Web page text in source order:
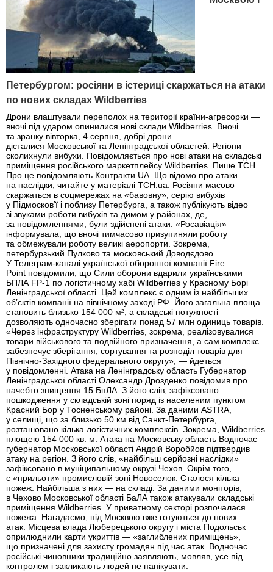
Петербургом: росіяни в істериці скаржаться на атаки
по нових складах Wildberries
Дрони влаштували переполох на території країни-агресорки —
вночі під ударом опинилися нові склади Wildberries. Вночі
та зранку вівторка, 4 серпня, добрі дрони
дісталися Московської та Ленінградської областей. Регіони
сколихнули вибухи. Повідомляється про нові атаки на складські
приміщення російського маркетплейсу Wildberries. Пише ТСН.
Про це повідомляють Контракти.UA. Що відомо про атаки
на наслідки, читайте у матеріалі ТСН.ua. Росіяни масово
скаржаться в соцмережах на «бавовну», серію вибухів
у Підмосков’ї і поблизу Петербурга, а також публікують відео
зі звуками роботи вибухів та димом у районах, де,
за повідомленнями, були здійснені атаки. «Росавіація»
інформувала, що вночі тимчасово призупиняли роботу
та обмежували роботу великі аеропорти. Зокрема,
петербурзький Пулково та московський Доводєдово.
У Телеграм-каналі української оборонної компанії Fire
Point повідомили, що Сили оборони вдарили українськими
БПЛА FP-1 по логістичному хабі Wildberries у Красному Борі
Ленінградської області. Цей комплекс є одним із найбільших
об’єктів компанії на північному заході РФ. Його загальна площа
становить близько 154 000 м², а складські потужності
дозволяють одночасно зберігати понад 57 млн одиниць товарів.
«Через інфраструктуру Wildberries, зокрема, реалізовувалися
товари військового та подвійного призначення, а сам комплекс
забезпечує зберігання, сортування та розподіл товарів для
Північно-Західного федерального округу», — йдеться
у повідомленні. Атака на Ленінградську область Губернатор
Ленінградської області Олександр Дрозденко повідомив про
начебто знищення 15 БпЛА. З його слів, зафіксовано
пошкодження у складській зоні поряд із населеним пунктом
Красний Бор у Тосненському районі. За даними ASTRA,
у селищі, що за близько 50 км від Санкт-Петербурга,
розташовано кілька логістичних комплексів. Зокрема, Wildberries
площею 154 000 кв. м. Атака на Московську область Водночас
губернатор Московської області Андрій Воробйов підтвердив
атаку на регіон. З його слів, «найбільш серйозні наслідки»
зафіксовано в муніципальному окрузі Чехов. Окрім того,
є «прильоти» промисловій зоні Новоселок. Сталося кілька
пожеж. Найбільша з них — на складі. За даними моніторів,
в Чехово Московської області БаЛА також атакували складські
приміщення Wildberries. У приватному секторі розпочалася
пожежа. Нагадаємо, під Москвою вже готуються до нових
атак. Місцева влада Люберецького округу і міста Подольськ
оприлюднили карти укриттів — «заглиблених приміщень»,
що призначені для захисту громадян під час атак. Водночас
російські чиновники традиційно заявляють, мовляв, усе під
контролем і закликають людей не панікувати.